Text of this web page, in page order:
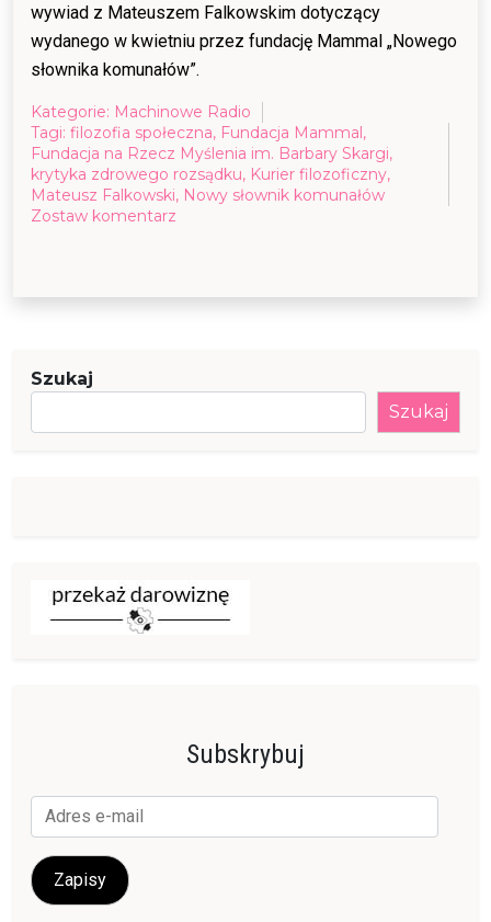
wywiad z Mateuszem Falkowskim dotyczący
wydanego w kwietniu przez fundację Mammal „Nowego
słownika komunałów”.
Kategorie: Machinowe Radio
Tagi: filozofia społeczna, Fundacja Mammal,
Fundacja na Rzecz Myślenia im. Barbary Skargi,
krytyka zdrowego rozsądku, Kurier filozoficzny,
Mateusz Falkowski, Nowy słownik komunałów
Zostaw komentarz
Myśli,
Szukaj
Szukaj
Subskrybuj
Adres
e-
mail
Zapisy